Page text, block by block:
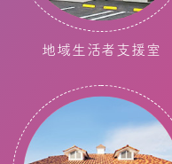
地域生活者支援室